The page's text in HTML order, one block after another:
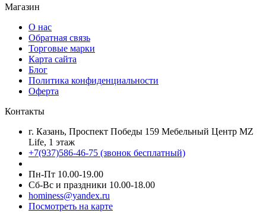
Магазин
О нас
Обратная связь
Торговые марки
Карта сайта
Блог
Политика конфиденциальности
Оферта
Контакты
г. Казань, Проспект Победы 159 Мебельный Центр MZ
Life, 1 этаж
+7(937)586-46-75 (звонок бесплатный)
Пн-Пт 10.00-19.00
Сб-Вс и праздники 10.00-18.00
hominess@yandex.ru
Посмотреть на карте